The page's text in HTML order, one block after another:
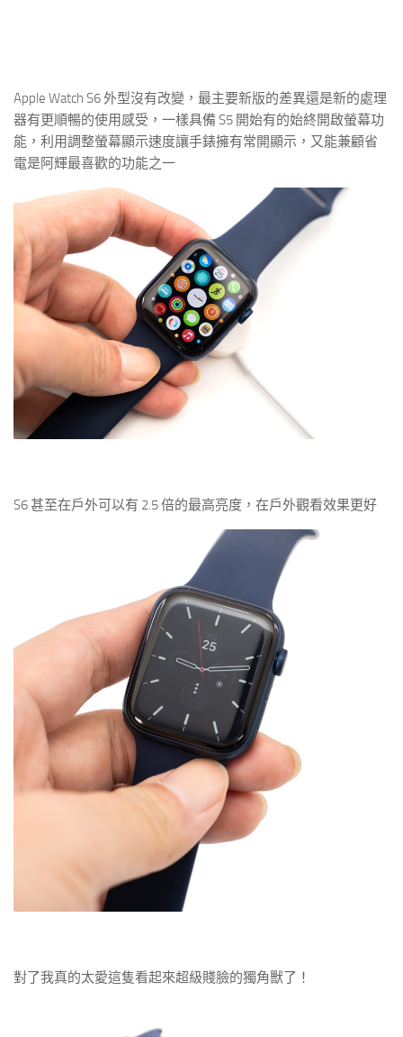
Apple Watch S6 外型沒有改變，最主要新版的差異還是新的處理
器有更順暢的使用感受，一樣具備 S5 開始有的始終開啟螢幕功
能，利用調整螢幕顯示速度讓手錶擁有常開顯示，又能兼顧省
電是阿輝最喜歡的功能之一
S6 甚至在戶外可以有 2.5 倍的最高亮度，在戶外觀看效果更好
對了我真的太愛這隻看起來超級賤臉的獨角獸了！